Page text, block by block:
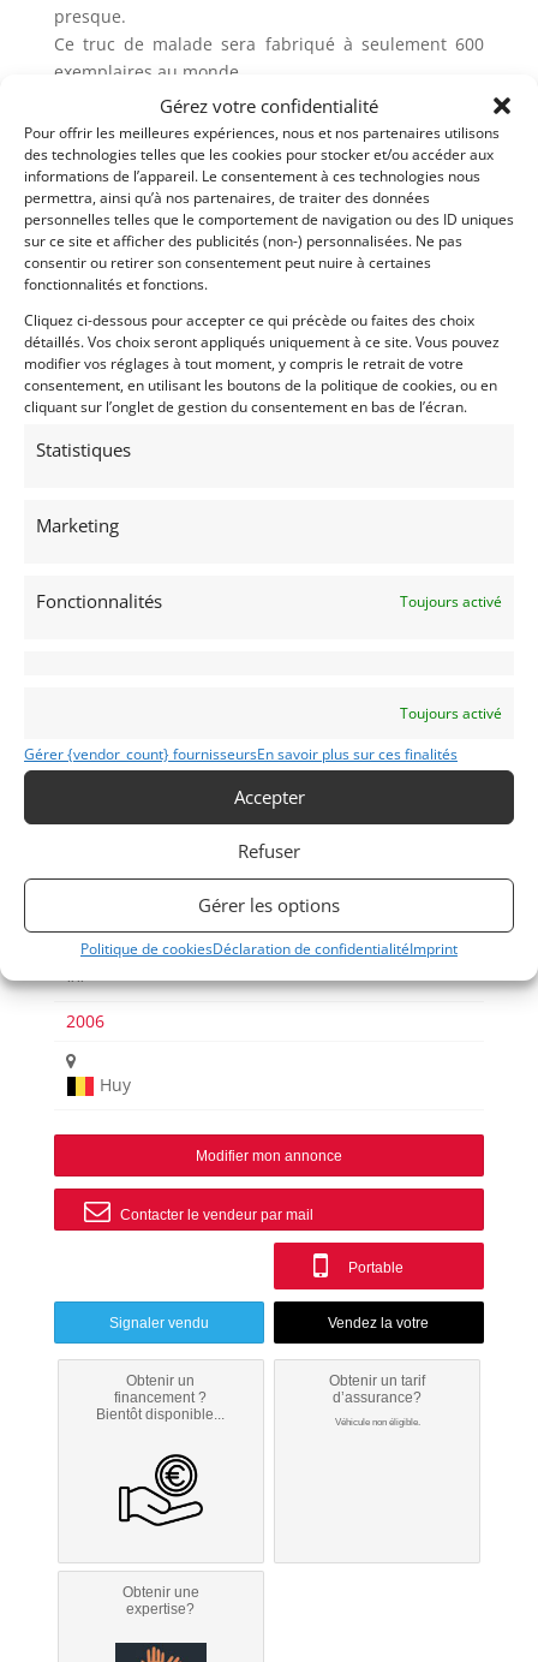
Gérez votre confidentialité
Pour offrir les meilleures expériences, nous et nos partenaires utilisons
des technologies telles que les cookies pour stocker et/ou accéder aux
informations de l’appareil. Le consentement à ces technologies nous
permettra, ainsi qu’à nos partenaires, de traiter des données
personnelles telles que le comportement de navigation ou des ID uniques
sur ce site et afficher des publicités (non-) personnalisées. Ne pas
consentir ou retirer son consentement peut nuire à certaines
fonctionnalités et fonctions.
Cliquez ci-dessous pour accepter ce qui précède ou faites des choix
détaillés. Vos choix seront appliqués uniquement à ce site. Vous pouvez
modifier vos réglages à tout moment, y compris le retrait de votre
consentement, en utilisant les boutons de la politique de cookies, ou en
cliquant sur l’onglet de gestion du consentement en bas de l’écran.
Statistiques
Marketing
Fonctionnalités Toujours activé
Toujours activé
Gérer {vendor_count} fournisseursEn savoir plus sur ces finalités
Accepter
Refuser
Gérer les options
Politique de cookiesDéclaration de confidentialitéImprint
presque.
Ce truc de malade sera fabriqué à seulement 600
exemplaires au monde.
– Années de production 2006
– Bicylindre en V à 60° 4 temps
– 8 soupapes
– Cylindrée 1300 cm³
– Refroidissement Liquide
– Puissance 180 ch à 9.700 tr/min
– Boîte de vitesses 5 rapports
– Poids 239 kg
– 400 mètres D.A.9.3 secondes
– Rapport poids/puissance 1,328 kg/ch
DRAGSTER
Moto de piste >500cm3
HARLEY-DAVIDSON V-ROD DESTROYER ** 340/600
**
2006
Huy
Modifier mon annonce
Contacter le vendeur par mail
Portable
Signaler vendu
Obtenir un
financement ?
Bientôt disponible...
Obtenir un tarif
d’assurance?
Véhicule non éligible.
Obtenir une
expertise?